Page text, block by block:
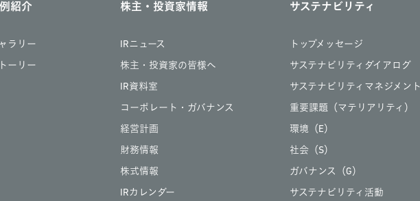
紹介
ラリー
ーリー
株主・投資家情報
IRニュース
株主・投資家の皆様へ
IR資料室
コーポレート・ガバナンス
経営計画
財務情報
株式情報
IRカレンダー
サステナビリティ
トップメッセージ
サステナビリティダイアログ
サステナビリティマネジメント
重要課題（マテリアリティ）
環境（E）
社会（S）
ガバナンス（G）
サステナビリティ活動